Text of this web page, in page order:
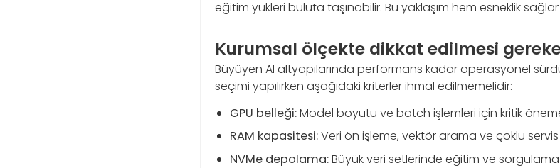
eğitim yükleri buluta taşınabilir. Bu yaklaşım hem esneklik
Kurumsal ölçekte dikkat edilmesi
Büyüyen AI altyapılarında performans kadar operasyonel
seçimi yapılırken aşağıdaki kriterler ihmal edilmemelidir:
GPU belleği:Model boyutu ve batch işlemleri için kritik
RAM kapasitesi:Veri ön işleme, vektör arama ve çoklu servis
NVMe depolama:Büyük veri setlerinde eğitim ve sorgulama